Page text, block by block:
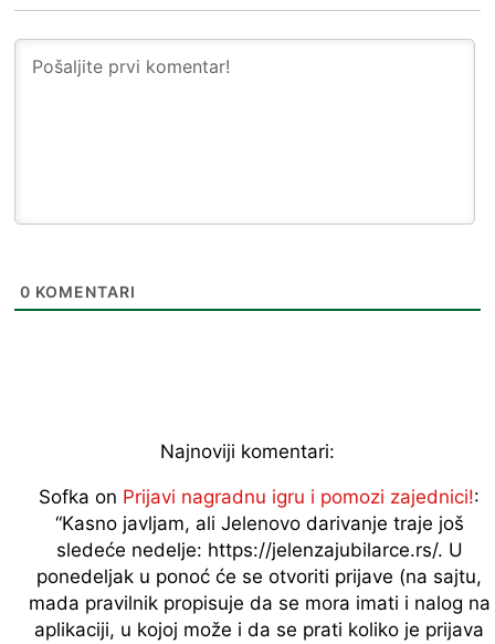
0 KOMENTARI
Najnoviji komentari:
Sofka on Prijavi nagradnu igru i pomozi zajednici!:
“Kasno javljam, ali Jelenovo darivanje traje još
sledeće nedelje: https://jelenzajubilarce.rs/. U
ponedeljak u ponoć će se otvoriti prijave (na sajtu,
mada pravilnik propisuje da se mora imati i nalog na
aplikaciji, u kojoj može i da se prati koliko je prijava